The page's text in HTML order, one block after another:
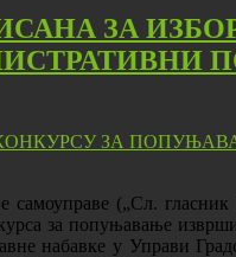
ЗА
самоуправе („Сл.
за попуњавање
набавке у Управи